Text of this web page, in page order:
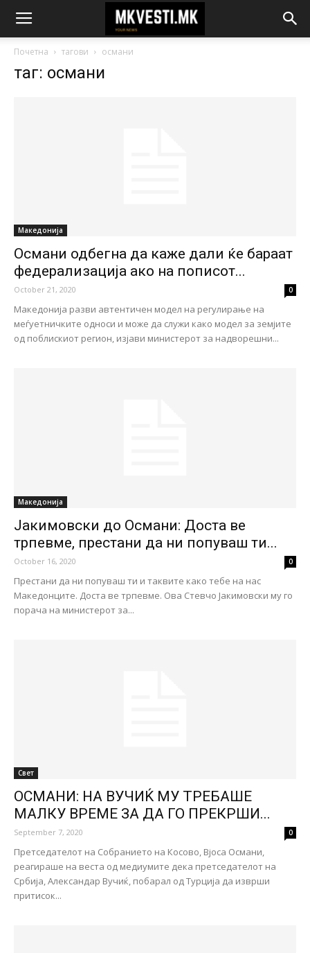
Почетна тагови османи
таг: османи
Македонија
Османи одбегна да каже дали ќе бараат
федерализација ако на пописот...
October 21, 2020 0
Македонија разви автентичен модел на регулирање на
меѓуетничките односи и може да служи како модел за земјите
од поблискиот регион, изјави министерот за надворешни...
Македонија
Јакимовски до Османи: Доста ве
трпевме, престани да ни попуваш ти...
October 16, 2020 0
Престани да ни попуваш ти и таквите како тебе на нас
Македонците. Доста ве трпевме. Ова Стевчо Јакимовски му го
порача на министерот за...
Свет
ОСМАНИ: НА ВУЧИЌ МУ ТРЕБАШЕ
МАЛКУ ВРЕМЕ ЗА ДА ГО ПРЕКРШИ...
September 7, 2020 0
Претседателот на Собранието на Косово, Вјоса Османи,
реагираше на веста од медиумите дека претседателот на
Србија, Александар Вучиќ, побарал од Турција да изврши
притисок...